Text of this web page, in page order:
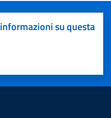
su questa
su 5
5